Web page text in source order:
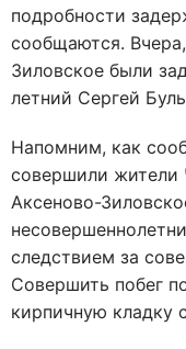
подробности
сообщаются.
Зиловское были
летний Сергей
Напомним, как
совершили жители
Аксеново-
следствием за
Совершить побег
кирпичную кладку